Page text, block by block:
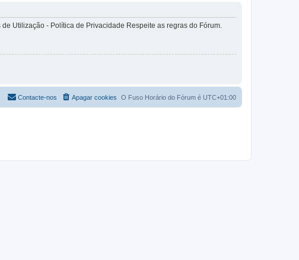
Utilização - Política de Privacidade Respeite as regras do Fórum.
O Fuso Horário do Fórum é UTC+01:00
Apagar cookies
Contacte-nos